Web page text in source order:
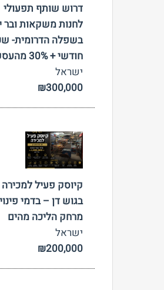
דרוש שותף תפעולי
לחנות משקאות ובר
בשפלה הדרומית-
חודשי + 30% מהעסק
ישראל
₪300,000
צפה
קיוסק פעיל למכירה
בגוש דן – בדמי
מרחק הליכה מהים
ישראל
₪200,000